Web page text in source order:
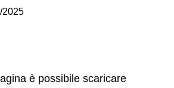
2025
è possibile scaricare